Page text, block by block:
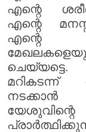
എന്റെ
എന്റെ
എന്റെ
മറികടന്ന്
നടക്കാൻ